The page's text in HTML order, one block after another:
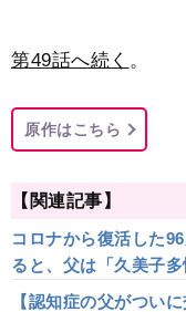
第49話へ続く 。
原作はこちら
【関連記事】
コロナから復活した
ると、父は「久美子
【認知症の父がつい